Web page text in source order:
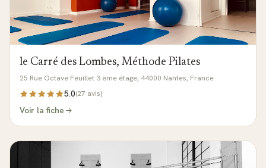
le Carré des Lombes, Méthode Pilates
25 Rue Octave Feuillet 3 ème étage, 44000 Nantes, France
5.0(27 avis)
Voir la fiche